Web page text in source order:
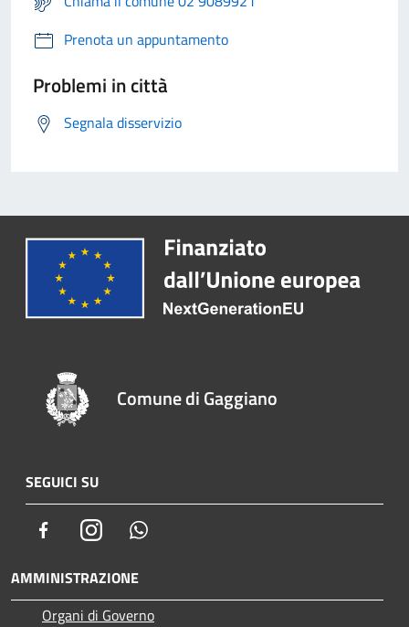
Prenota un appuntamento
Problemi in città
Segnala disservizio
Comune di Gaggiano
SEGUICI SU
FacebookInstagram
AMMINISTRAZIONE
Organi di Governo